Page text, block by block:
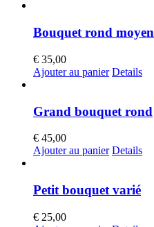
Bouquet rond moyen
€ 35,00
Ajouter au panier Details
Grand bouquet rond
€ 45,00
Ajouter au panier Details
Petit bouquet varié
€ 25,00